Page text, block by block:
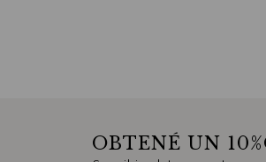
OBTENÉ UN